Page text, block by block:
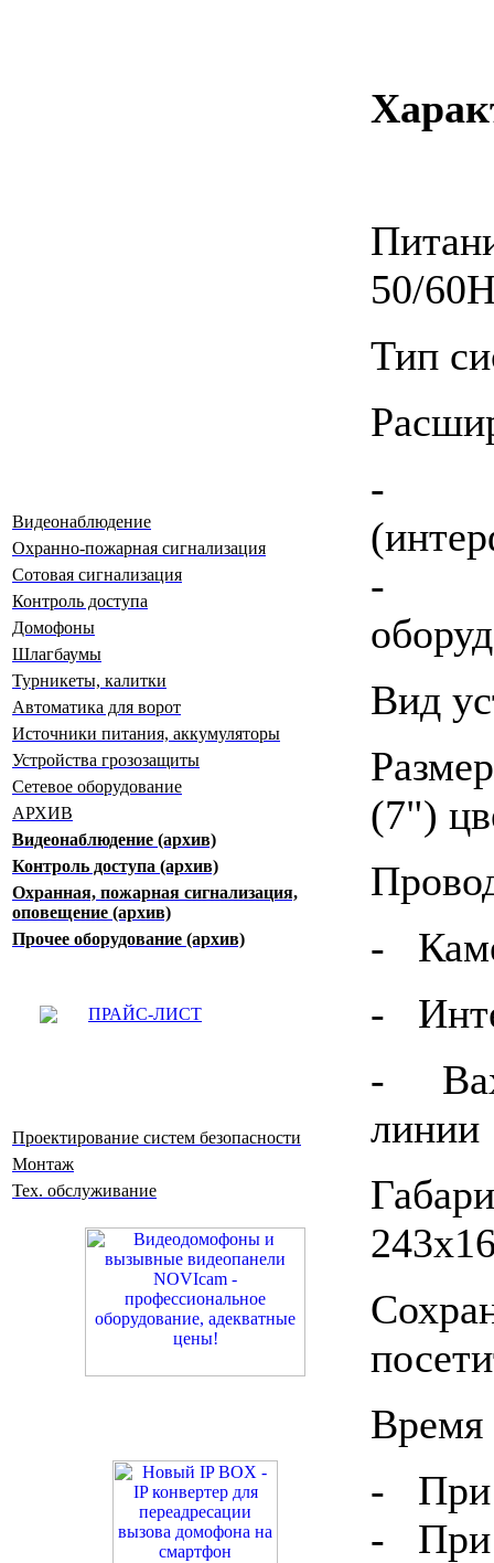
Видеонаблюдение
Охранно-пожарная сигнализация
Сотовая сигнализация
Контроль доступа
Домофоны
Шлагбаумы
Турникеты, калитки
Автоматика для ворот
Источники питания, аккумуляторы
Устройства грозозащиты
Сетевое оборудование
АРХИВ
Видеонаблюдение (архив)
Контроль доступа (архив)
Охранная, пожарная сигнализация,
оповещение (архив)
Прочее оборудование (архив)
ПРАЙС-ЛИСТ
Проектирование систем безопасности
Монтаж
Тех. обслуживание
50/
Тип
-
-
Вид
(7")
-
-
-
линии
Время
- При
- При